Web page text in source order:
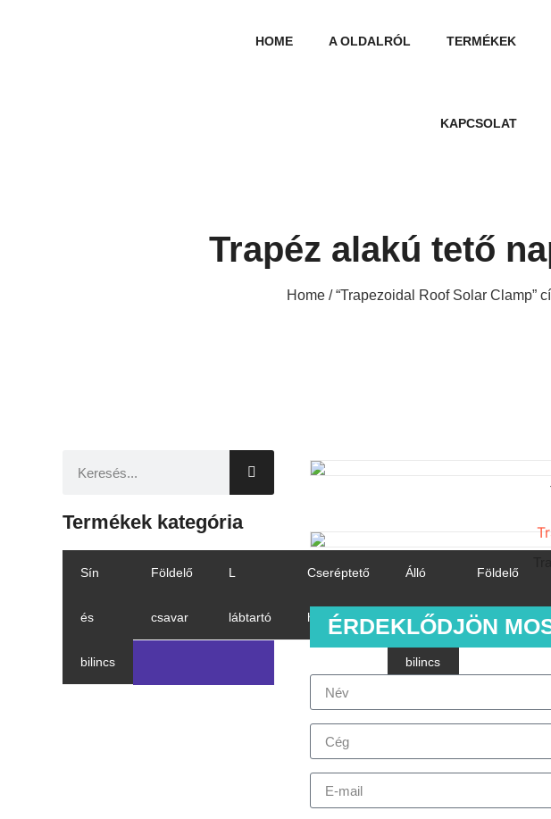
HOME A OLDALRÓL TERMÉKEK
KAPCSOLAT
Trapéz alakú tető
Home/ “Trapezoidal Roof Solar Clamp”
Termékek kategória
Sín
és
bilincs
Földelő
csavar
L
lábtartó
Cseréptető
horog
Álló
varrás
bilincs
Földelő
készletek
ÉRDEKLŐDJÖN